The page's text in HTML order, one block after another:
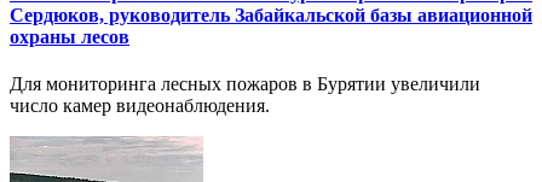
Сердюков, руководитель Забайкальской базы авиационной
охраны лесов
Для мониторинга лесных пожаров в Бурятии увеличили
число камер видеонаблюдения.